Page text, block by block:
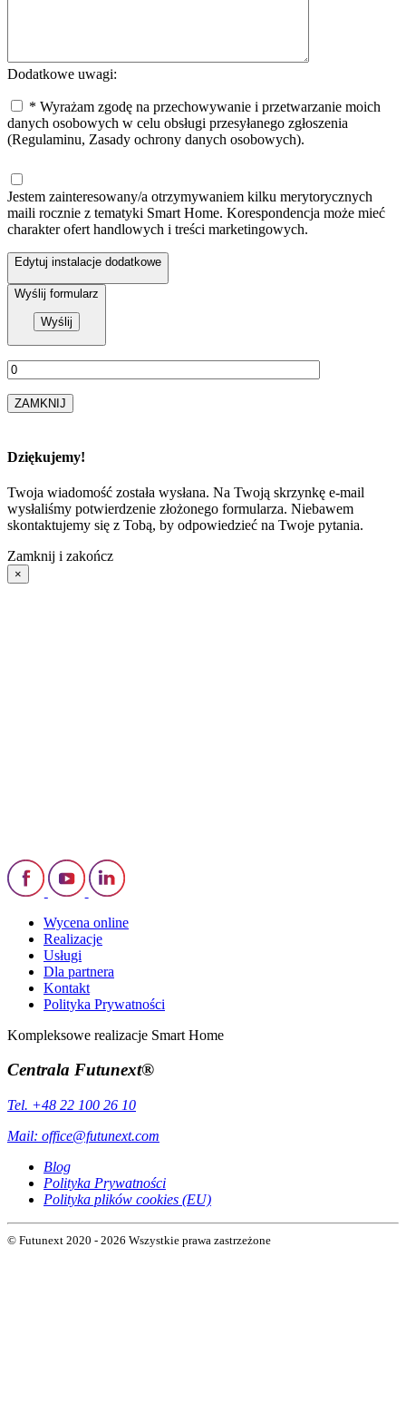
Dodatkowe uwagi:
* Wyrażam zgodę na przechowywanie i przetwarzanie moich
danych osobowych w celu obsługi przesyłanego zgłoszenia
(Regulaminu, Zasady ochrony danych osobowych).
Jestem zainteresowany/a otrzymywaniem kilku merytorycznych
maili rocznie z tematyki Smart Home. Korespondencja może mieć
charakter ofert handlowych i treści marketingowych.
Edytuj instalacje dodatkowe
Wyślij formularz
ZAMKNIJ
Dziękujemy!
Twoja wiadomość została wysłana. Na Twoją skrzynkę e-mail
wysłaliśmy potwierdzenie złożonego formularza. Niebawem
skontaktujemy się z Tobą, by odpowiedzieć na Twoje pytania.
Zamknij i zakończ
×
Wycena online
Realizacje
Usługi
Dla partnera
Kontakt
Polityka Prywatności
Kompleksowe realizacje Smart Home
Centrala Futunext®
Tel. +48 22 100 26 10
Mail: office@futunext.com
Blog
Polityka Prywatności
Polityka plików cookies (EU)
© Futunext 2020 - 2026 Wszystkie prawa zastrzeżone